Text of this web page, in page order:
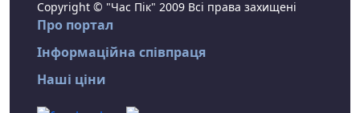
Copyright © "Час Пік" 2009 Всі права захищені
Про портал
Інформаційна співпраця
Наші ціни